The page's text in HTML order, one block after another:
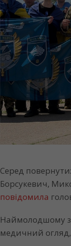
Серед
Борсукевич,
повідомила
Наймолодшому
медичний огляд,